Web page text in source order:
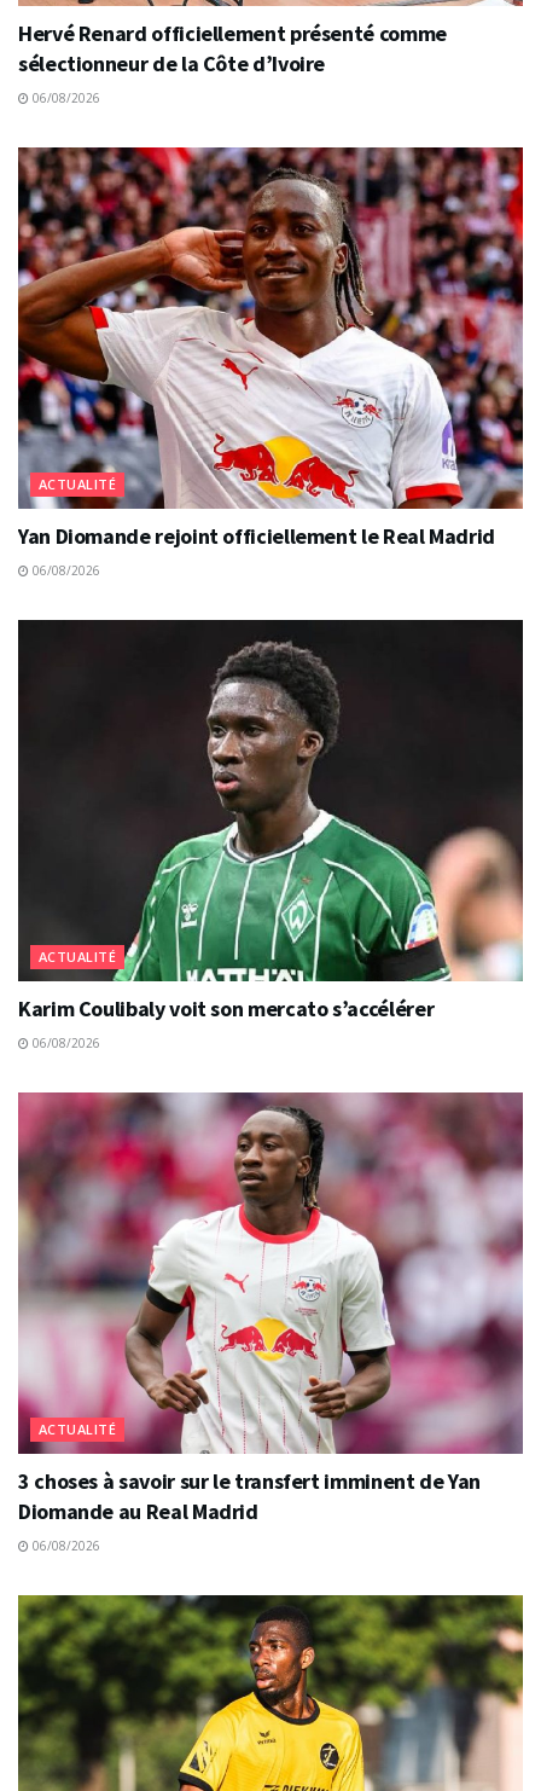
Hervé Renard officiellement présenté comme
sélectionneur de la Côte d’Ivoire
06/08/2026
ACTUALITÉ
Yan Diomande rejoint officiellement le Real Madrid
06/08/2026
ACTUALITÉ
Karim Coulibaly voit son mercato s’accélérer
06/08/2026
ACTUALITÉ
3 choses à savoir sur le transfert imminent de Yan
Diomande au Real Madrid
06/08/2026